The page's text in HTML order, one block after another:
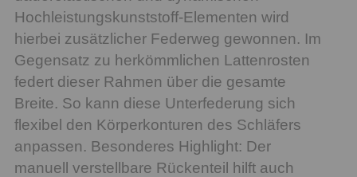
Hochleistungskunststoff-Elementen wird
hierbei zusätzlicher Federweg gewonnen. Im
Gegensatz zu herkömmlichen Lattenrosten
federt dieser Rahmen über die gesamte
Breite. So kann diese Unterfederung sich
flexibel den Körperkonturen des Schläfers
anpassen. Besonderes Highlight: Der
manuell verstellbare Rückenteil hilft auch